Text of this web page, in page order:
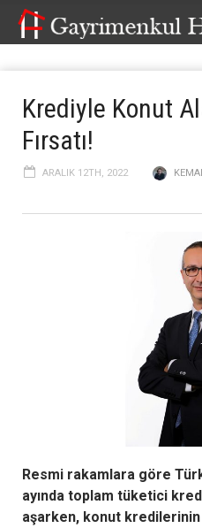
Krediyle Konut
Fırsatı!
ARALIK 12TH, 2022
Resmi rakamlara göre
ayında toplam tüketici
aşarken, konut